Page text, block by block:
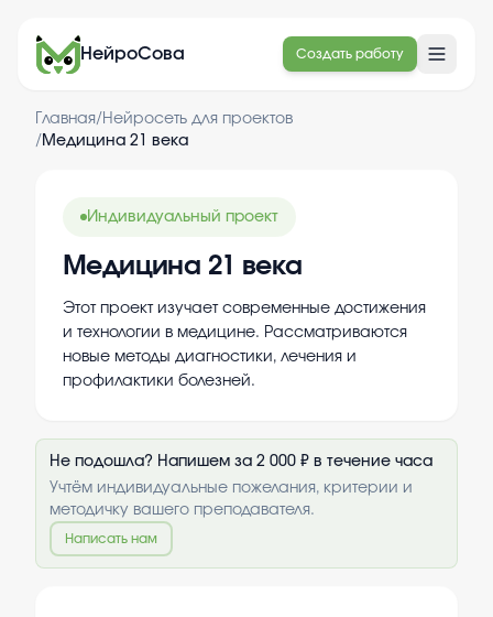
НейроСова Создать работу
Главная/ Нейросеть для проектов
/ Медицина 21 века
Индивидуальный проект
Медицина 21 века
Этот проект изучает современные достижения
и технологии в медицине. Рассматриваются
новые методы диагностики, лечения и
профилактики болезней.
Не подошла? Напишем за 2 000 ₽ в течение часа
Учтём индивидуальные пожелания, критерии и
методичку вашего преподавателя.
Написать нам